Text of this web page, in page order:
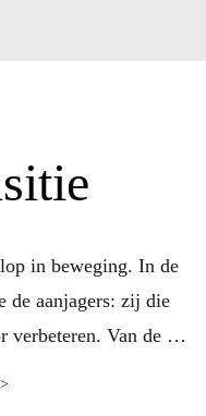
in beweging. In de
de aanjagers: zij die
verbeteren. Van de